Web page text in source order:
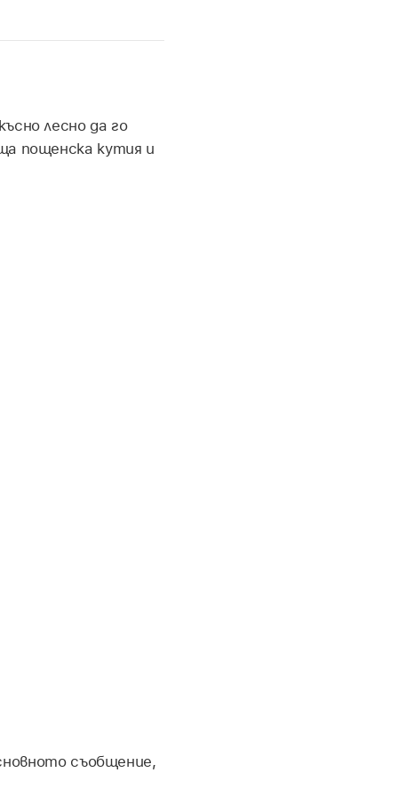
лесно да го
пощенска кутия и
съобщение,